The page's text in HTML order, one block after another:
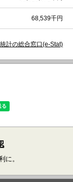
68,539千円
計の総合窓口(e-Stat)
に。